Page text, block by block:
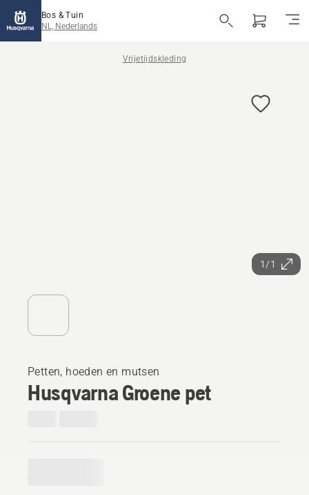
Bos & Tuin
NL, Nederlands
Vrijetijdskleding
1/1
Petten, hoeden en mutsen
Husqvarna Groene pet